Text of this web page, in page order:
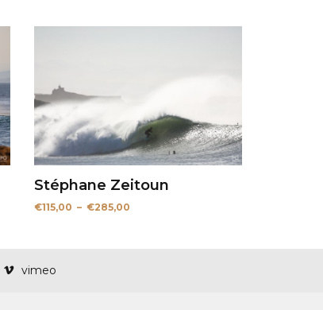
Stéphane Zeitoun
€115,00 – €285,00Plage
vimeo